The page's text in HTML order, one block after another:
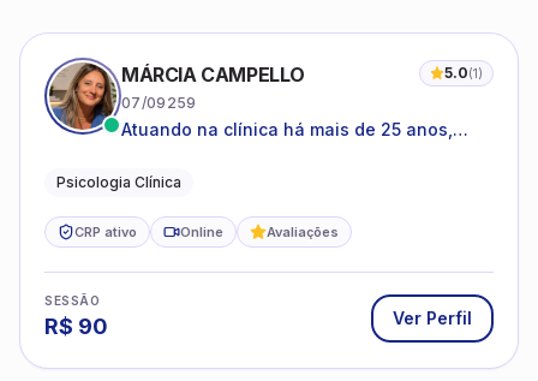
MÁRCIA CAMPELLO 5.0(1)
07/09259
Atuando na clínica há mais de 25 anos,
estruturas, com experiência em
Psicologia Clínica
CRP ativo Online Avaliações
SESSÃO
R$ 90 Ver Perfil